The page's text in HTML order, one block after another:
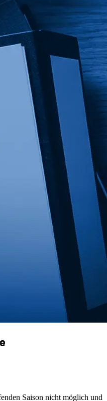
Saison nicht möglich und